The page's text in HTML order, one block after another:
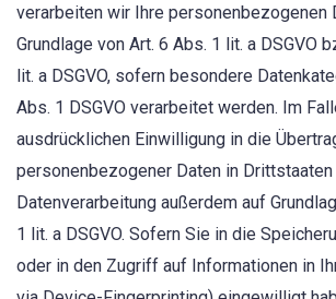
verarbeiten wir Ihre personenbezogenen
Grundlage von Art. 6 Abs. 1 lit. a DSGVO
lit. a DSGVO, sofern besondere
Abs. 1 DSGVO verarbeitet werden. Im
ausdrücklichen Einwilligung in die
personenbezogener Daten in
Datenverarbeitung außerdem auf
1 lit. a DSGVO. Sofern Sie in die
oder in den Zugriff auf Informationen in